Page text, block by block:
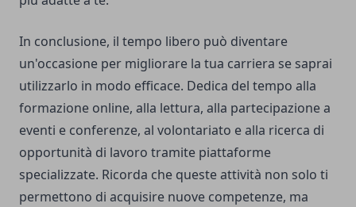
In conclusione, il tempo libero può diventare
un'occasione per migliorare la tua carriera se saprai
utilizzarlo in modo efficace. Dedica del tempo alla
formazione online, alla lettura, alla partecipazione a
eventi e conferenze, al volontariato e alla ricerca di
opportunità di lavoro tramite piattaforme
specializzate. Ricorda che queste attività non solo ti
permettono di acquisire nuove competenze, ma